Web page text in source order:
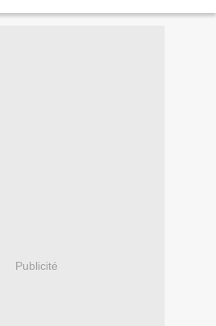
Publicité